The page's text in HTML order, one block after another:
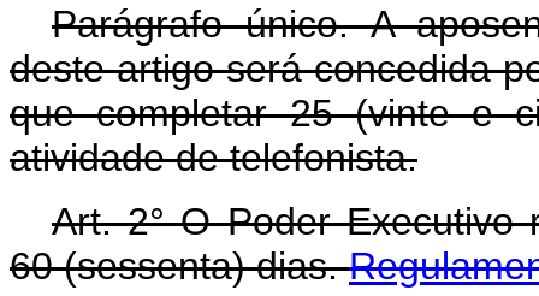
Parágrafo único. A
deste artigo será concedida
que completar 25 (vinte e
atividade de telefonista.
Art. 2° O Poder Executivo
60 (sessenta) dias.